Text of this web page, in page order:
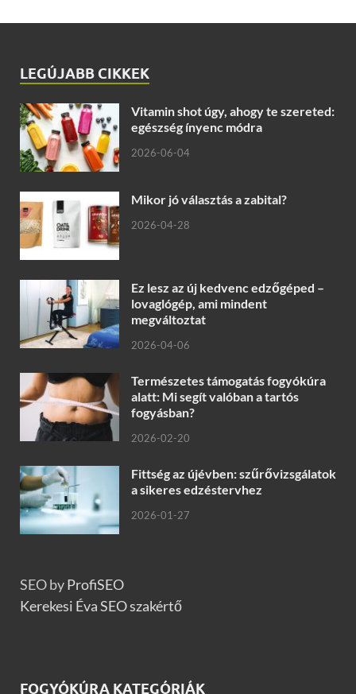
LEGÚJABB CIKKEK
Vitamin shot úgy, ahogy te szereted:
egészség ínyenc módra
2026-06-04
Mikor jó választás a zabital?
2026-04-28
Ez lesz az új kedvenc edzőgéped –
lovaglógép, ami mindent
megváltoztat
2026-04-06
Természetes támogatás fogyókúra
alatt: Mi segít valóban a tartós
fogyásban?
2026-02-20
Fittség az újévben: szűrővizsgálatok
a sikeres edzéstervhez
2026-01-27
SEO byProfiSEO
Kerekesi Éva SEO szakértő
FOGYÓKÚRA KATEGÓRIÁK